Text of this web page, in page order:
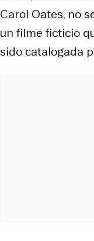
Carol Oates, no
un filme ficticio
sido catalogada